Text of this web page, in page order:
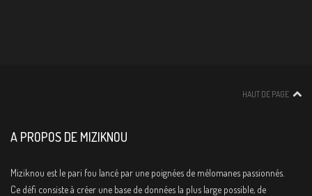
HAUT DE PAGE
A PROPOS DE MIZIKNOU
Miziknou est le pari fou lancé par une poignées de mélomanes passionnés.
Ce défi consiste à créer une base de données la plus large possible, de